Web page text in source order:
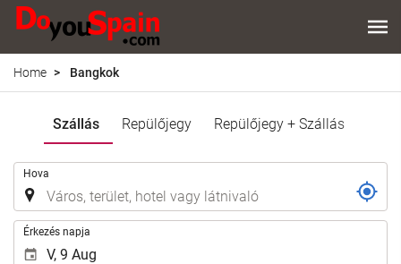
Home Bangkok
Szállás Repülőjegy Repülőjegy + Szállás
Hova
Érkezés napja